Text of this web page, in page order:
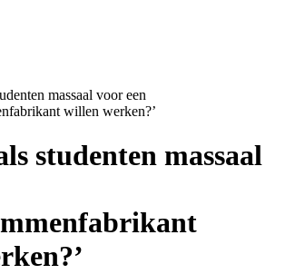
massaal voor een
willen werken?’
studenten massaal